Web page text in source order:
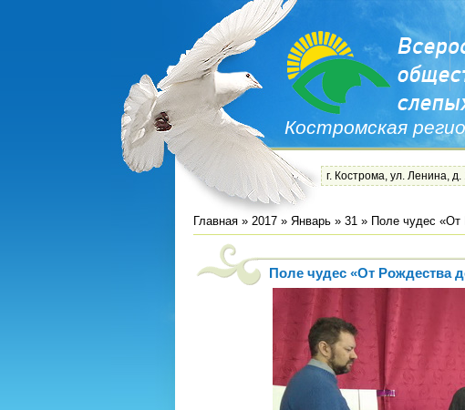
Костромская
г. Кострома, ул. Ленина,
Главная » 2017 » Январь » 31 » Поле чудес «От
Поле чудес «От Рождества